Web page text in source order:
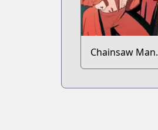
Chainsaw Man:
Buddy Stories